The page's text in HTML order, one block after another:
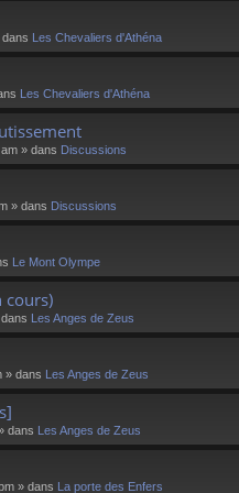
dans Les Chevaliers d'Athéna
Les Chevaliers d'Athéna
» dans Discussions
» dans Discussions
Le Mont Olympe
cours)
Les Anges de Zeus
» dans Les Anges de Zeus
dans Les Anges de Zeus
» dans La porte des Enfers